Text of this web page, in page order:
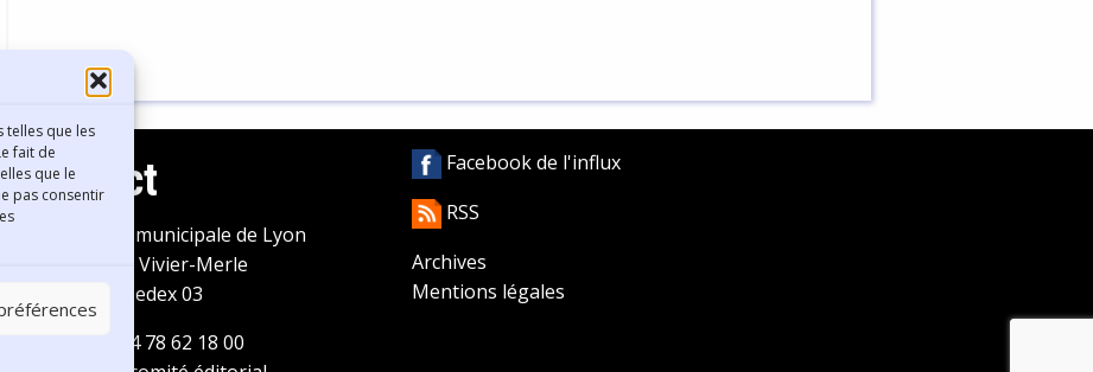
telles que les
fait de
que le
pas consentir
Contact
Bibliothèque municipale de Lyon
30 Boulevard Vivier-Merle
69431 Lyon Cedex 03
04 78 62 18 00
Facebook de l'influx
RSS
Archives
Mentions légales